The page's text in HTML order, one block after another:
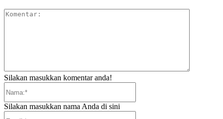
Silakan masukkan komentar anda!
Silakan masukkan nama Anda di sini